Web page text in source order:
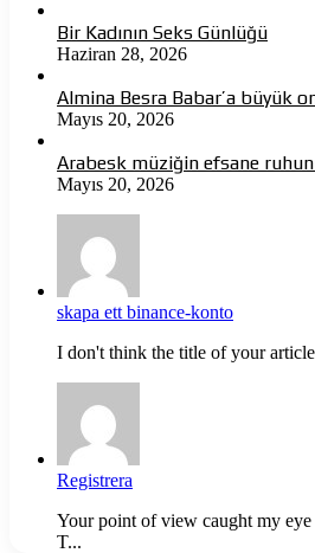
Bir Kadının Seks Günlüğü
Haziran 28, 2026
Almina Besra Babar’a büyük
Mayıs 20, 2026
Arabesk müziğin efsane
Mayıs 20, 2026
skapa ett binance-konto
I don't think the title of your
Registrera
Your point of view caught my
T...